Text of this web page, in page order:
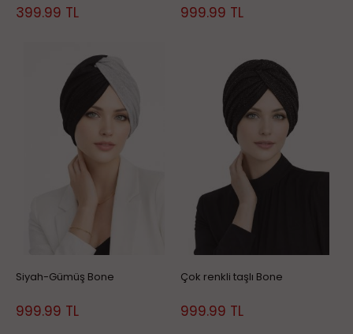
399.99 TL 999.99 TL
Siyah-Gümüş Bone
999.99 TL
Çok renkli taşlı Bone
999.99 TL